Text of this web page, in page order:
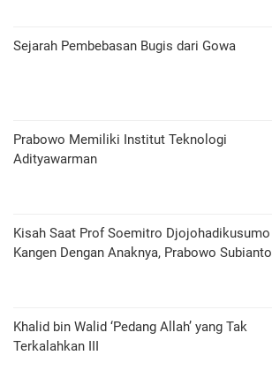
Sejarah Pembebasan Bugis dari Gowa
Prabowo Memiliki Institut Teknologi
Adityawarman
Kisah Saat Prof Soemitro Djojohadikusumo
Kangen Dengan Anaknya, Prabowo Subianto
Khalid bin Walid ‘Pedang Allah’ yang Tak
Terkalahkan III